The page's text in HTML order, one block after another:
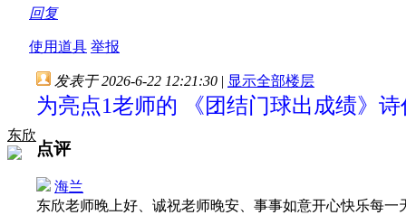
回复
使用道具 举报
东欣
发表于 2026-6-22 12:21:30 | 显示全部楼层
为亮点1老师的 《团结门球出成绩》
点评
海兰
东欣老师晚上好、诚祝老师晚安、事事如意开心快乐每